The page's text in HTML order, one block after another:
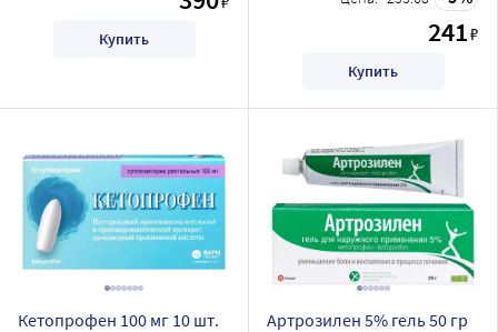
Купить 241₽
Купить
Кетопрофен 100 мг 10 шт.
Артрозилен 5% гель 50 гр